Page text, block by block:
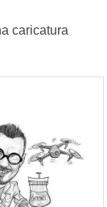
caricatura